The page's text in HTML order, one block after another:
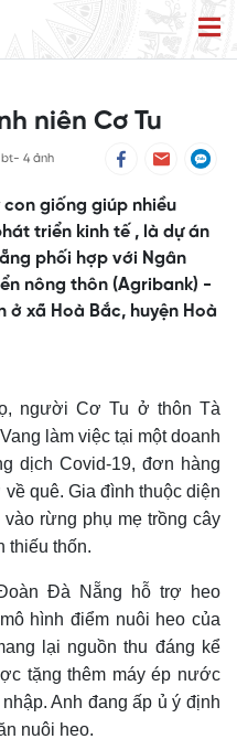
niên Cơ Tu
bt- 4 ảnh
con giống giúp nhiều
triển kinh tế , là dự án
phối hợp với Ngân
nông thôn (Agribank) -
ở xã Hoà Bắc, huyện Hoà
người Cơ Tu ở thôn Tà
làm việc tại một doanh
dịch Covid-19, đơn hàng
quê. Gia đình thuộc diện
rừng phụ mẹ trồng cây
thiếu thốn.
Đà Nẵng hỗ trợ heo
hình điểm nuôi heo của
lại nguồn thu đáng kể
tặng thêm máy ép nước
Anh đang ấp ủ ý định
nuôi heo.